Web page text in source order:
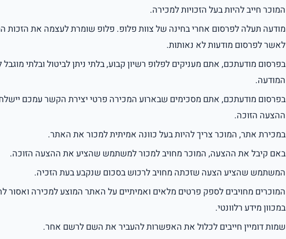
המוכר חייב להיות בעל הזכויות למכירה.
מודעה תעלה לפרסום אחרי בחינה של צוות פלופ. פלופ שומרת לעצמה את הזכות
לאשר לפרסום מודעות לא נאותות.
בפרסום מודעתכם, אתם מעניקים לפלופ רשיון קבוע, בלתי ניתן לביטול ובלתי
המודעה.
בפרסום מודעתכם, אתם מסכימים שבארוע המכירה פרטי יצירת הקשר עמכם
ההצעה הזוכה.
במכירת אתר, המוכר צריך להיות בעל כוונה אמיתית למכור את האתר.
באם קיבל את ההצעה, המוכר מחויב למכור למשתמש שהציע את ההצעה הזוכה.
המשתמש שהציע הצעה שזכתה מחויב לרכוש בסכום שנקבע בעת הזכיה.
המוכרים מחויבים לספק פרטים מלאים ואמיתיים על האתר המוצע למכירה ואסור
במכוון מידע רלוונטי.
שמות דומיין חייבים לכלול את האפשרות להעביר את השם לרשם אחר.